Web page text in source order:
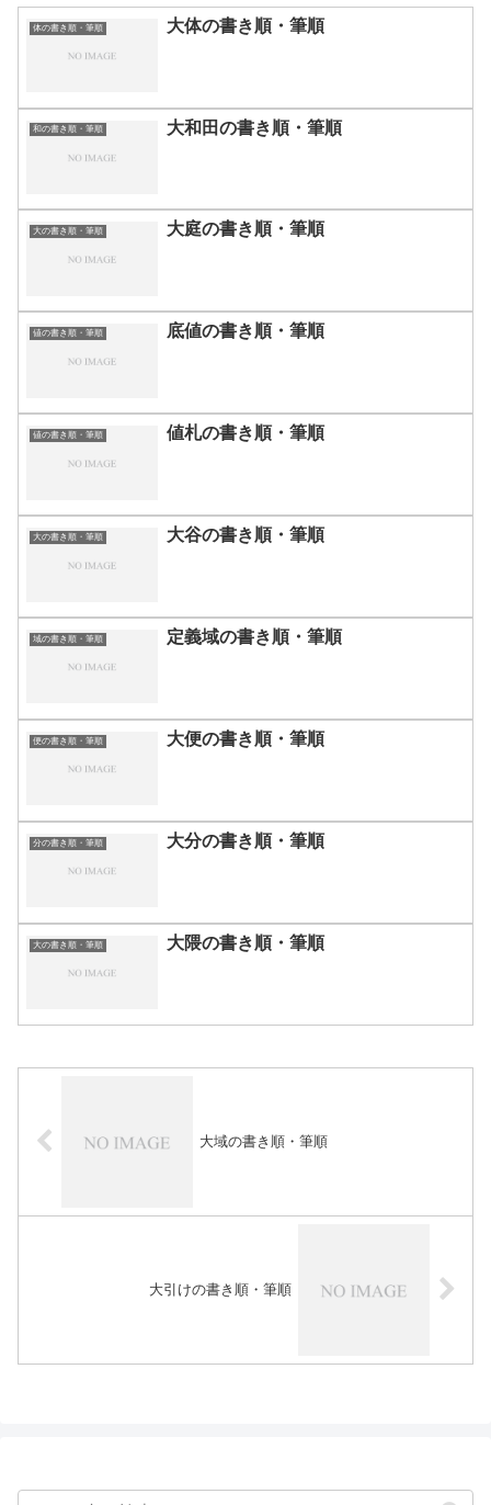
体の書き順・筆順 大体の書き順・筆順
和の書き順・筆順 大和田の書き順・筆順
大の書き順・筆順 大庭の書き順・筆順
値の書き順・筆順 底値の書き順・筆順
値の書き順・筆順 値札の書き順・筆順
大の書き順・筆順 大谷の書き順・筆順
域の書き順・筆順 定義域の書き順・筆順
便の書き順・筆順 大便の書き順・筆順
分の書き順・筆順 大分の書き順・筆順
大の書き順・筆順 大隈の書き順・筆順
大域の書き順・筆順
大引けの書き順・筆順